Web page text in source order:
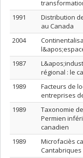
1991
Distribution
au Canada
2004
1987
régional : le
1989
Facteurs de
entreprises
1989
Taxonomie
Permien
canadien
1989
Microfaciès
Cantabriques